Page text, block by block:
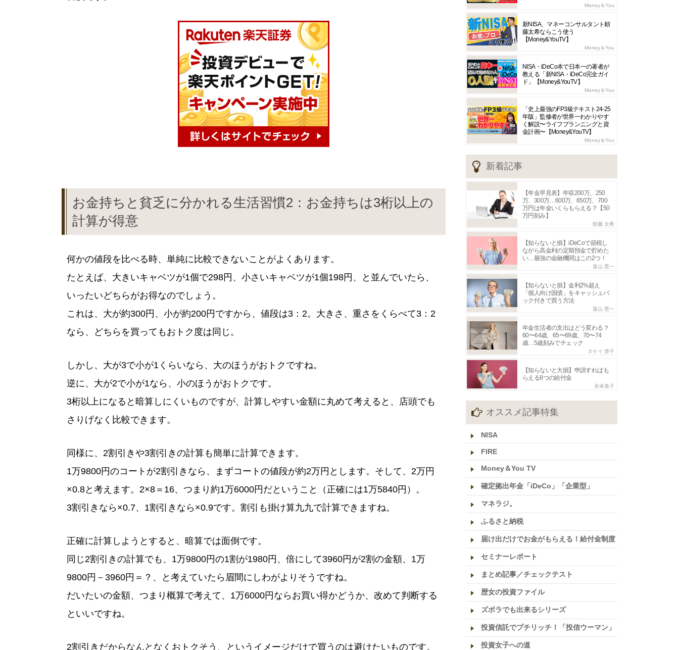
お金持ちと貧乏に分かれる生活習慣2：お金持ちは3桁以上の
計算が得意
何かの値段を比べる時、単純に比較できないことがよくあります。
たとえば、大きいキャベツが1個で298円、小さいキャベツが1個198円、と並んでいたら、
いったいどちらがお得なのでしょう。
これは、大が約300円、小が約200円ですから、値段は3：2。大きさ、重さをくらべて3：2
なら、どちらを買ってもおトク度は同じ。
しかし、大が3で小が1くらいなら、大のほうがおトクですね。
逆に、大が2で小が1なら、小のほうがおトクです。
3桁以上になると暗算しにくいものですが、計算しやすい金額に丸めて考えると、店頭でも
さりげなく比較できます。
同様に、2割引きや3割引きの計算も簡単に計算できます。
1万9800円のコートが2割引きなら、まずコートの値段が約2万円とします。そして、2万円
×0.8と考えます。2×8＝16、つまり約1万6000円だということ（正確には1万5840円）。
3割引きなら×0.7、1割引きなら×0.9です。割引も掛け算九九で計算できますね。
正確に計算しようとすると、暗算では面倒です。
同じ2割引きの計算でも、1万9800円の1割が1980円、倍にして3960円が2割の金額、1万
9800円－3960円＝？、と考えていたら眉間にしわがよりそうですね。
だいたいの金額、つまり概算で考えて、1万6000円ならお買い得かどうか、改めて判断する
といいですね。
2割引きだからなんとなくおトクそう、というイメージだけで買うのは避けたいものです。
Money＆You
新NISA、マネーコンサルタント頼
藤太希ならこう使う
【Money&YouTV】
Money＆You
NISA・iDeCo本で日本一の著者が
教える「新NISA・iDeCo完全ガイ
ド」【Money&YouTV】
Money＆You
「史上最強のFP3級テキスト24-25
年版」監修者が世界一わかりやす
く解説〜ライフプランニングと資
金計画〜【Money&YouTV】
Money＆You
新着記事
【年金早見表】年収200万、250
万、300万…600万、650万、700
万円は年金いくらもらえる？【50
万円刻み】
頼藤 太希
【知らないと損】iDeCoで節税し
ながら高金利の定期預金で貯めた
い…最強の金融機関はこの2つ！
畠山 憲一
【知らないと損】金利2%超え
「個人向け国債」をキャッシュバ
ック付きで買う方法
畠山 憲一
年金生活者の支出はどう変わる？
60〜64歳、65〜69歳、70〜74
歳…5歳刻みでチェック
タケイ 啓子
【知らないと大損】申請すればも
らえる8つの給付金
舟本美子
オススメ記事特集
NISA
FIRE
Money＆You TV
確定拠出年金「iDeCo」「企業型」
マネラジ。
ふるさと納税
届け出だけでお金がもらえる！給付金制度
セミナーレポート
まとめ記事／チェックテスト
歴女の投資ファイル
ズボラでも出来るシリーズ
投資信託でプチリッチ！「投信ウーマン」
投資女子への道